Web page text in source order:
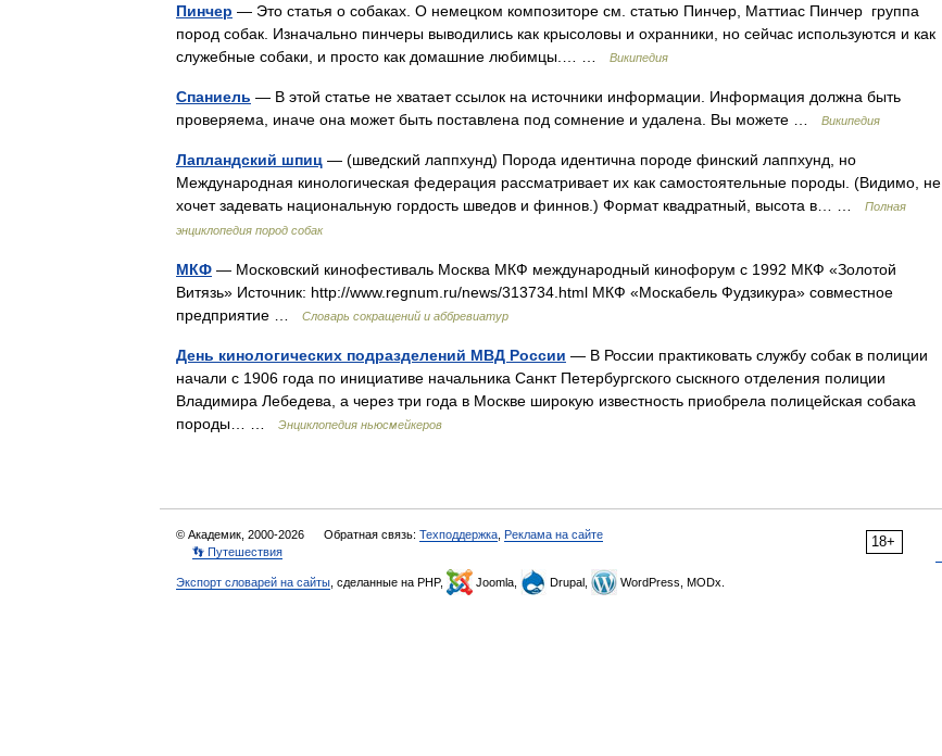
Пинчер — Это статья о собаках. О немецком композиторе см. статью Пинчер, Маттиас Пинчер группа
пород собак. Изначально пинчеры выводились как крысоловы и охранники, но сейчас используются и как
служебные собаки, и просто как домашние любимцы.… …
Википедия
Спаниель — В этой статье не хватает ссылок на источники информации. Информация должна быть
проверяема, иначе она может быть поставлена под сомнение и удалена. Вы можете …
Википедия
Лапландский шпиц — (шведский лаппхунд) Порода идентична породе финский лаппхунд, но
Международная кинологическая федерация рассматривает их как самостоятельные породы. (Видимо, не
хочет задевать национальную гордость шведов и финнов.) Формат квадратный, высота в… …
Полная
энциклопедия пород собак
МКФ — Московский кинофестиваль Москва МКФ международный кинофорум с 1992 МКФ «Золотой
Витязь» Источник: http://www.regnum.ru/news/313734.html МКФ «Москабель Фудзикура» совместное
предприятие …
Словарь сокращений и аббревиатур
День кинологических подразделений МВД России — В России практиковать службу собак в полиции
начали с 1906 года по инициативе начальника Санкт Петербургского сыскного отделения полиции
Владимира Лебедева, а через три года в Москве широкую известность приобрела полицейская собака
породы… …
Энциклопедия ньюсмейкеров
18+
© Академик, 2000-2026 Обратная связь: Техподдержка Реклама на сайте
👣 Путешествия
Экспорт словарей на сайты , сделанные на PHP, Joomla, Drupal, WordPress, MODx.